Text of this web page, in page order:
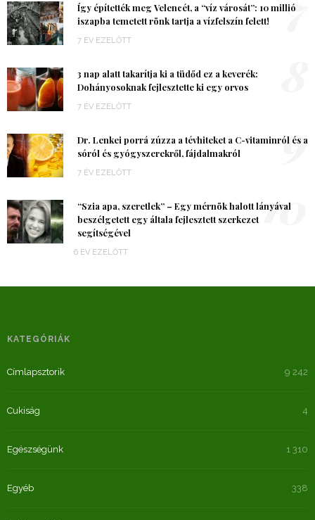
Így építették meg Velencét, a “víz városát”: 10 millió
iszapba temetett rönk tartja a vízfelszín felett!
7 ÉV EZELŐTT
3 nap alatt takarítja ki a tüdőd ez a keverék:
Dohányosoknak fejlesztette ki egy orvos
7 ÉV EZELŐTT
Dr. Lenkei porrá zúzza a tévhiteket a C-vitaminról és a
sóról és gyógyszerekről, fájdalmakról
7 ÉV EZELŐTT
9
“Szia apa, szeretlek” – Egy mérnök halott lányával
beszélgetett egy általa fejlesztett szerkezet
segítségével
6 ÉV EZELŐTT
10
KATEGÓRIÁK
Címlapsztorik 9 242
Cukiság 4
Egészségünk 1 310
Egyéb 338